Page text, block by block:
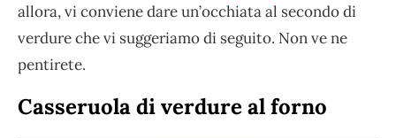
allora, vi conviene dare un’occhiata al secondo di
verdure che vi suggeriamo di seguito. Non ve ne
pentirete.
Casseruola di verdure al forno